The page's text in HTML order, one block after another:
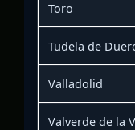
Toro
Tudela de
Valladolid
Valverde de la